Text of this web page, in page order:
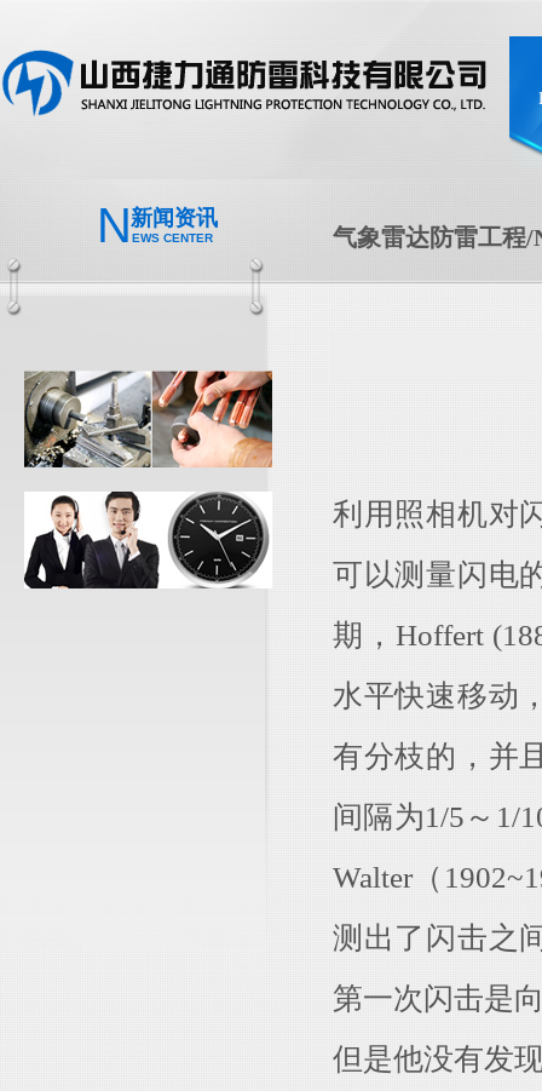
NEWS CENTER
新闻资讯
气象雷达防雷工程/
利用照相机对
可以测量闪电
期，Hoffert
水平快速移动
有分枝的，并
间隔为1/5～1/
Walter（
测出了闪击之
第一次闪击是
但是他没有发